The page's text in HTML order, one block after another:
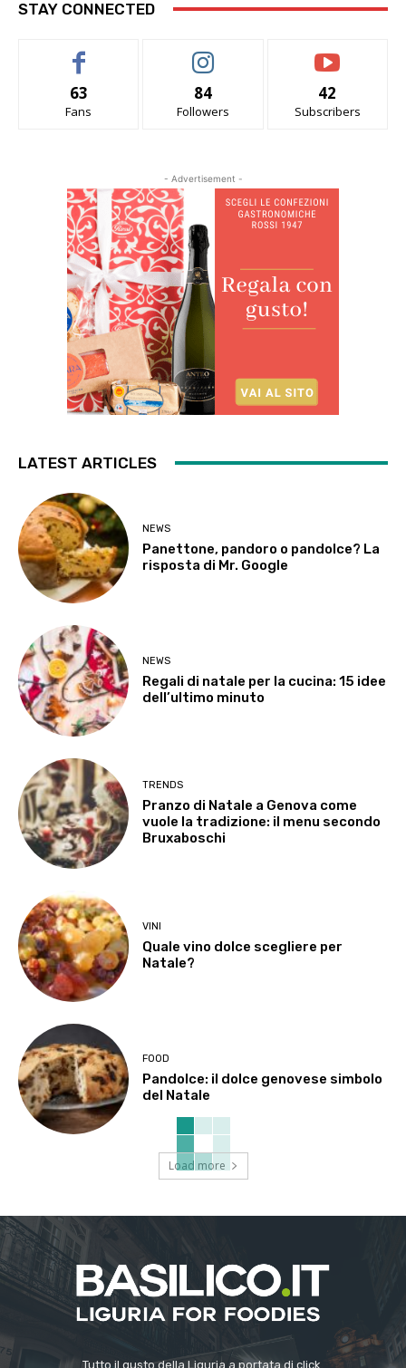
STAY CONNECTED
63
Fans
84
Followers
42
Subscribers
- Advertisement -
LATEST ARTICLES
NEWS
Panettone, pandoro o pandolce? La
risposta di Mr. Google
NEWS
Regali di natale per la cucina: 15 idee
dell’ultimo minuto
TRENDS
Pranzo di Natale a Genova come
vuole la tradizione: il menu secondo
Bruxaboschi
VINI
Quale vino dolce scegliere per
Natale?
FOOD
Pandolce: il dolce genovese simbolo
del Natale
Load more
Tutto il gusto della Liguria a portata di click.